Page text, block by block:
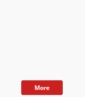
More